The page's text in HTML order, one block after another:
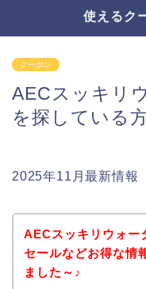
使えるク
クーポン
AECスッキリ
を探している
2025年11月最新情報
AECスッキリウォー
セールなどお得な情
ました～♪